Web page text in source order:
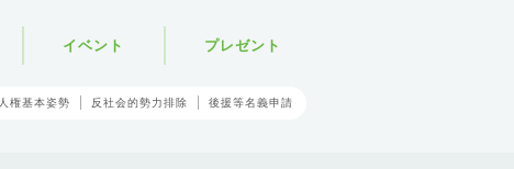
イベント プレゼント
人権基本姿勢 反社会的勢力排除 後援等名義申請